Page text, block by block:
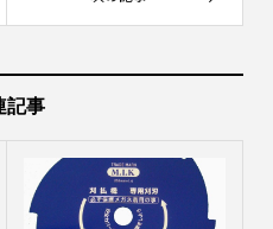
記事